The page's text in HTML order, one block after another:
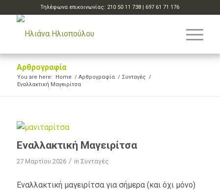
Τηλέφωνα επικοινωνίας: 210 50 11 738 | 697 61 71 176
Αρθρογραφία
You are here: Home / Αρθρογραφία / Συνταγές /
Εναλλακτική Μαγειρίτσα
Εναλλακτική Μαγειρίτσα
27 Μαρτίου 2026 / in Συνταγές
Εναλλακτική μαγειρίτσα για σήμερα (και όχι μόνο)